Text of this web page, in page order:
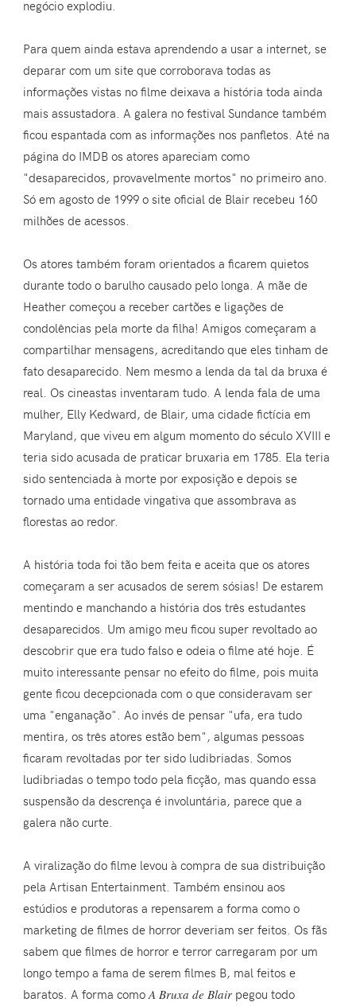
negócio explodiu.
Para quem ainda estava aprendendo a usar a internet, se
deparar com um site que corroborava todas as
informações vistas no filme deixava a história toda ainda
mais assustadora. A galera no festival Sundance também
ficou espantada com as informações nos panfletos. Até na
página do IMDB os atores apareciam como
"desaparecidos, provavelmente mortos" no primeiro ano.
Só em agosto de 1999 o site oficial de Blair recebeu 160
milhões de acessos.
Os atores também foram orientados a ficarem quietos
durante todo o barulho causado pelo longa. A mãe de
Heather começou a receber cartões e ligações de
condolências pela morte da filha! Amigos começaram a
compartilhar mensagens, acreditando que eles tinham de
fato desaparecido. Nem mesmo a lenda da tal da bruxa é
real. Os cineastas inventaram tudo. A lenda fala de uma
mulher, Elly Kedward, de Blair, uma cidade fictícia em
Maryland, que viveu em algum momento do século XVIII e
teria sido acusada de praticar bruxaria em 1785. Ela teria
sido sentenciada à morte por exposição e depois se
tornado uma entidade vingativa que assombrava as
florestas ao redor.
A história toda foi tão bem feita e aceita que os atores
começaram a ser acusados de serem sósias! De estarem
mentindo e manchando a história dos três estudantes
desaparecidos. Um amigo meu ficou super revoltado ao
descobrir que era tudo falso e odeia o filme até hoje. É
muito interessante pensar no efeito do filme, pois muita
gente ficou decepcionada com o que consideravam ser
uma "enganação". Ao invés de pensar "ufa, era tudo
mentira, os três atores estão bem", algumas pessoas
ficaram revoltadas por ter sido ludibriadas. Somos
ludibriadas o tempo todo pela ficção, mas quando essa
suspensão da descrença é involuntária, parece que a
galera não curte.
A viralização do filme levou à compra de sua distribuição
pela Artisan Entertainment. Também ensinou aos
estúdios e produtoras a repensarem a forma como o
marketing de filmes de horror deveriam ser feitos. Os fãs
sabem que filmes de horror e terror carregaram por um
longo tempo a fama de serem filmes B, mal feitos e
baratos. A forma comoA Bruxa de Blair pegou todo